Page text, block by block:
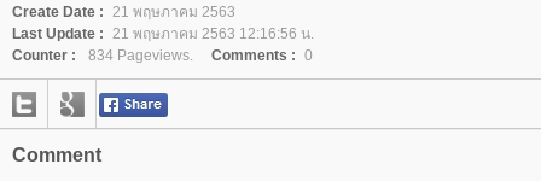
Create Date : 21 พฤษภาคม 2563
Last Update : 21 พฤษภาคม 2563 12:16:56 น.
Counter :
834 Pageviews. Comments : 0
Comment